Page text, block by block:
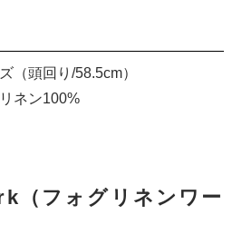
頭回り/58.5cm）
ネン100%
（フォグリネンワー